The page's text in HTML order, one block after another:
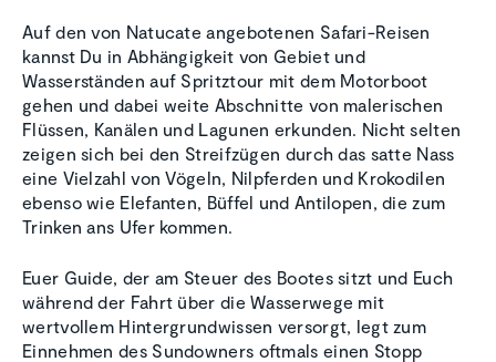
Auf den von Natucate angebotenen Safari-Reisen
kannst Du in Abhängigkeit von Gebiet und
Wasserständen auf Spritztour mit dem Motorboot
gehen und dabei weite Abschnitte von malerischen
Flüssen, Kanälen und Lagunen erkunden. Nicht selten
zeigen sich bei den Streifzügen durch das satte Nass
eine Vielzahl von Vögeln, Nilpferden und Krokodilen
ebenso wie Elefanten, Büffel und Antilopen, die zum
Trinken ans Ufer kommen.
Euer Guide, der am Steuer des Bootes sitzt und Euch
während der Fahrt über die Wasserwege mit
wertvollem Hintergrundwissen versorgt, legt zum
Einnehmen des Sundowners oftmals einen Stopp